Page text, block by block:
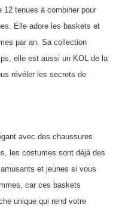
12 tenues à combiner pour
Elle adore les baskets et
par an. Sa collection
elle est aussi un KOL de la
révéler les secrets de
avec des chaussures
les costumes sont déjà des
et jeunes si vous
car ces baskets
unique qui rend votre